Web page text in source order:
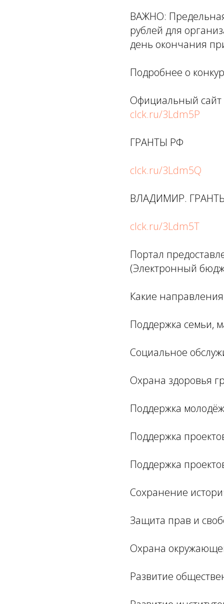
ВАЖНО:
рублей для
день окончания
Подробнее о
Официальный сайт
clck.ru/3Ldm5P
ГРАНТЫ РФ
clck.ru/3Ldm5Q
ВЛАДИМИР.
clck.ru/3Ldm5T
Портал
(Электронный
Какие направления
Поддержка семьи,
Социальное
Охрана здоровья
Поддержка
Поддержка
Поддержка
Сохранение
Защита прав и
Охрана
Развитие